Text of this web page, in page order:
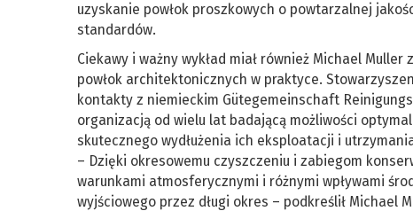
uzyskanie powłok proszkowych o powtarzalnej
standardów.
Ciekawy i ważny wykład miał również Michael
powłok architektonicznych w praktyce.
kontakty z niemieckim Gütegemeinschaft
organizacją od wielu lat badającą możliwości
skutecznego wydłużenia ich eksploatacji i
– Dzięki okresowemu czyszczeniu i zabiegom
warunkami atmosferycznymi i różnymi wpływami
wyjściowego przez długi okres – podkreślił Michael